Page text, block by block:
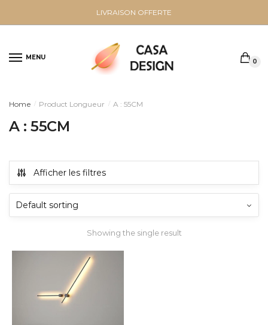
LIVRAISON OFFERTE
MENU
0
Home / Product Longueur / A : 55CM
A : 55CM
Afficher les filtres
Showing the single result